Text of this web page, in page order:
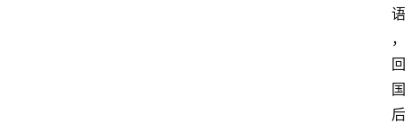
语
，
回
国
后